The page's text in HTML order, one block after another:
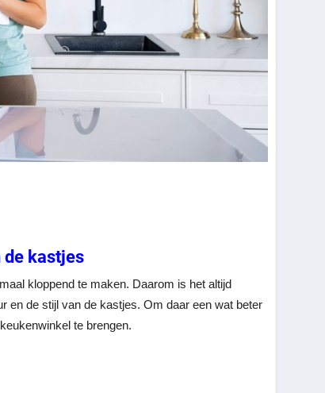
de kastjes
kloppend te maken. Daarom is het altijd
en de stijl van de kastjes. Om daar een wat beter
te brengen.